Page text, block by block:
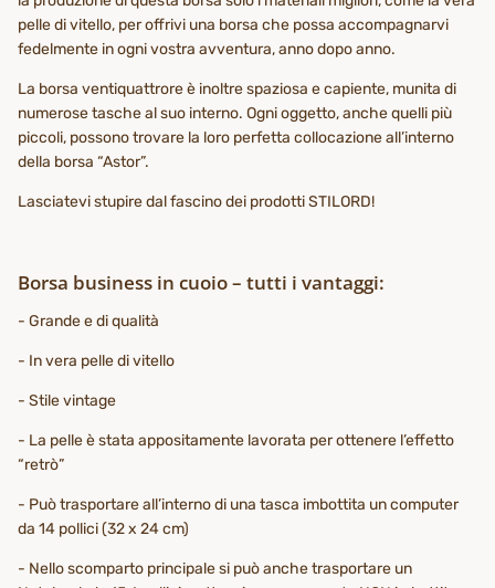
pelle di vitello, per offrivi una borsa che possa accompagnarvi
fedelmente in ogni vostra avventura, anno dopo anno.
La borsa ventiquattrore è inoltre spaziosa e capiente, munita di
numerose tasche al suo interno. Ogni oggetto, anche quelli più
piccoli, possono trovare la loro perfetta collocazione all’interno
della borsa “Astor”.
Lasciatevi stupire dal fascino dei prodotti STILORD!
Borsa business in cuoio – tutti i vantaggi:
- Grande e di qualità
- In vera pelle di vitello
- Stile vintage
- La pelle è stata appositamente lavorata per ottenere l’effetto
“retrò”
- Può trasportare all’interno di una tasca imbottita un computer
da 14 pollici (32 x 24 cm)
- Nello scomparto principale si può anche trasportare un